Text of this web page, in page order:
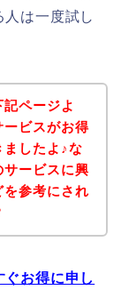
は一度試し
ページよ
ービスがお得
したよ♪な
ービスに興
を参考にされ
お得に申し